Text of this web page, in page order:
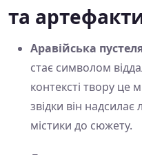
та
Аравійська
стає символом
контексті твору це
звідки він
містики до сюжету.